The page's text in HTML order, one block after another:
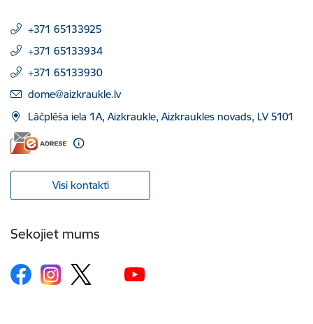
+371 65133925
+371 65133934
+371 65133930
E-pasts:
dome@aizkraukle.lv
Lāčplēša iela 1A, Aizkraukle, Aizkraukles novads, LV 5101
Visi kontakti
Sekojiet mums